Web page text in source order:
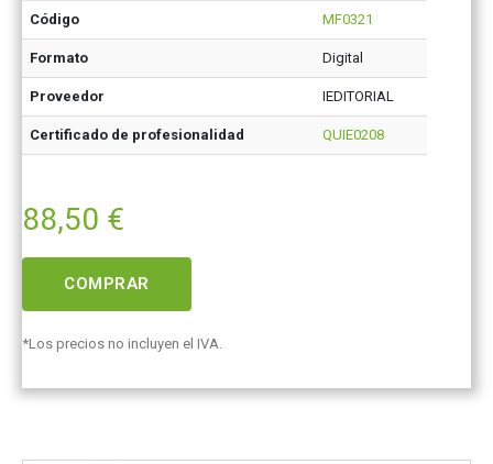
Código MF0321
Formato Digital
Proveedor IEDITORIAL
Certificado de profesionalidad QUIE0208
88,50 €
COMPRAR
*Los precios no incluyen el IVA.